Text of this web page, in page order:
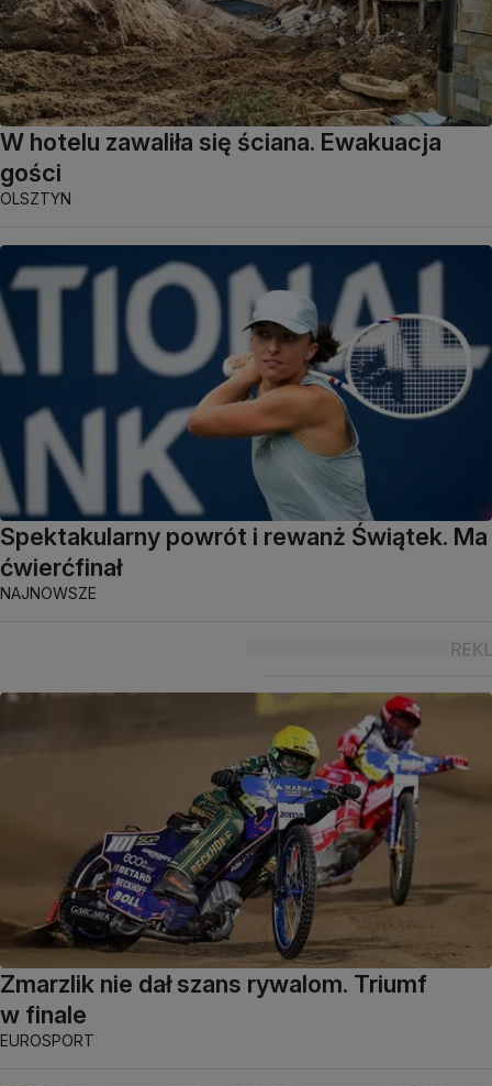
W hotelu zawaliła się ściana. Ewakuacja
gości
OLSZTYN
Spektakularny powrót i rewanż Świątek. Ma
ćwierćfinał
NAJNOWSZE
Zmarzlik nie dał szans rywalom. Triumf
w finale
EUROSPORT